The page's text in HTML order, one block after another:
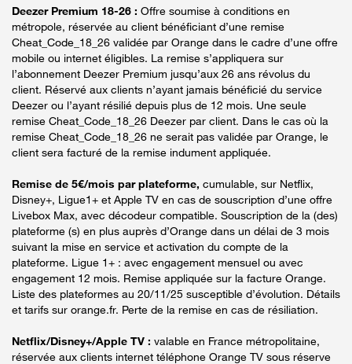
Deezer Premium 18-26 : Offre soumise à conditions en
métropole, réservée au client bénéficiant d’une remise
Cheat_Code_18_26 validée par Orange dans le cadre d’une offre
mobile ou internet éligibles. La remise s’appliquera sur
l’abonnement Deezer Premium jusqu’aux 26 ans révolus du
client. Réservé aux clients n’ayant jamais bénéficié du service
Deezer ou l’ayant résilié depuis plus de 12 mois. Une seule
remise Cheat_Code_18_26 Deezer par client. Dans le cas où la
remise Cheat_Code_18_26 ne serait pas validée par Orange, le
client sera facturé de la remise indument appliquée.
Remise de 5€/mois par plateforme, cumulable, sur Netflix,
Disney+, Ligue1+ et Apple TV en cas de souscription d’une offre
Livebox Max, avec décodeur compatible. Souscription de la (des)
plateforme (s) en plus auprès d’Orange dans un délai de 3 mois
suivant la mise en service et activation du compte de la
plateforme. Ligue 1+ : avec engagement mensuel ou avec
engagement 12 mois. Remise appliquée sur la facture Orange.
Liste des plateformes au 20/11/25 susceptible d’évolution. Détails
et tarifs sur orange.fr. Perte de la remise en cas de résiliation.
Netflix/Disney+/Apple TV : valable en France métropolitaine,
réservée aux clients internet téléphone Orange TV sous réserve